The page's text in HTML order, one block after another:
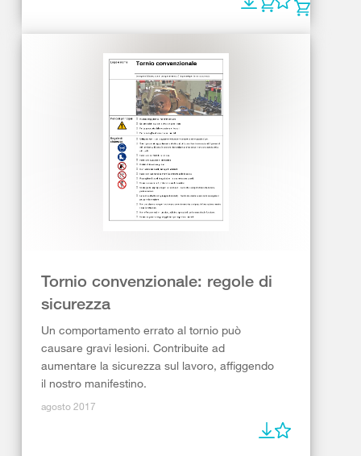
Tornio convenzionale: regole di
sicurezza
Un comportamento errato al tornio può
causare gravi lesioni. Contribuite ad
aumentare la sicurezza sul lavoro, affiggendo
il nostro manifestino.
agosto 2017